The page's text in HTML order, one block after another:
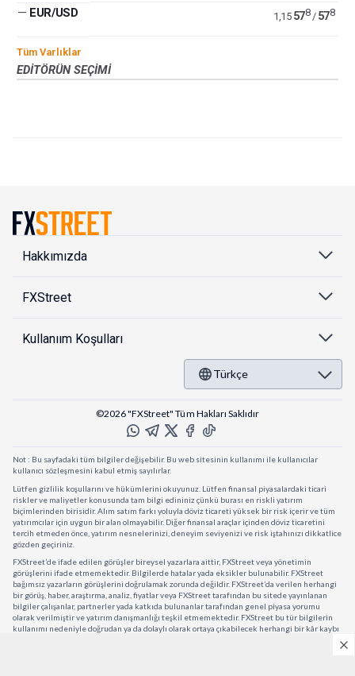
— EUR/USD 1,15 578/ 578
Tüm Varlıklar
EDITÖRÜN SEÇIMI
Hakkımızda
FXStreet
Kullanıım Koşulları
Türkçe
©2026 "FXStreet" Tüm Hakları Saklıdır
Not : Bu sayfadaki tüm bilgiler değişebilir. Bu web sitesinin kullanımı ile kullanıcılar
kullanıcı sözleşmesini kabul etmiş sayılırlar.
Lütfen gizlilik koşullarını ve hükümlerini okuyunuz. Lütfen finansal piyasalardaki ticari
riskler ve maliyetler konusunda tam bilgi edininiz çünkü burası en riskli yatırım
biçimlerinden birisidir. Alım satım farkı yoluyla döviz ticareti yüksek bir risk içerir ve tüm
yatırımcılar için uygun bir alan olmayabilir. Diğer finansal araçlar içinden döviz ticaretini
tercih etmeden önce, yatırım nesnelerinizi, deneyim seviyenizi ve risk iştahınızı dikkatlice
gözden geçiriniz.
FXStreet’de ifade edilen görüşler bireysel yazarlara aittir, FXStreet veya yönetimin
görüşlerini ifade etmemektedir. Bilgilerde hatalar yada eksikler bulunabilir. FXStreet
bağımsız yazarların görüşlerini doğrulamak zorunda değildir. FXStreet’da verilen herhangi
bir görüş, haber, araştırma, analiz, fiyatlar veya FXStreet tarafından bu sitede yayınlanan
bilgiler çalışanlar, partnerler yada katkıda bulunanlar tarafından genel piyasa yorumu
olarak verilmiştir ve yatırım danışmanlığı teşkil etmemektedir. FXStreet bu tür bilgilerin
kullanımı nedeniyle doğrudan ya da dolaylı olarak ortaya çıkabilecek herhangi bir kâr kaybı